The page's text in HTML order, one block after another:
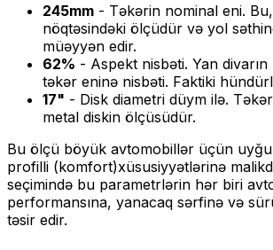
245mm - Təkərin nominal eni.
nöqtəsindəki ölçüdür və yol
müəyyən edir.
62% - Aspekt nisbəti. Yan
təkər eninə nisbəti. Faktiki
17" - Disk diametri düym ilə.
metal diskin ölçüsüdür.
Bu ölçü böyük avtomobillər üçün
profilli (komfort)xüsusiyyətlərinə
seçimində bu parametrlərin hər biri
performansına, yanacaq sərfinə və
təsir edir.